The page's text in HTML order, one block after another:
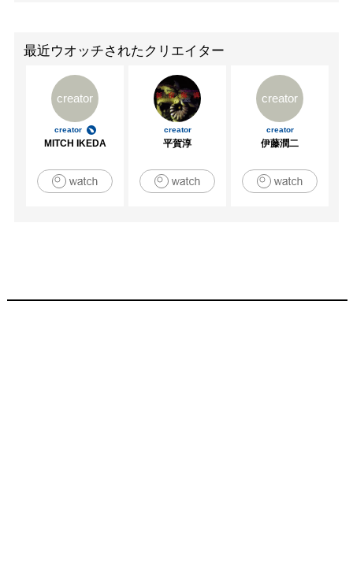
最近ウオッチされたクリエイター
creator
creator
MITCH IKEDA
creator
平賀淳
creator
creator
伊藤潤二